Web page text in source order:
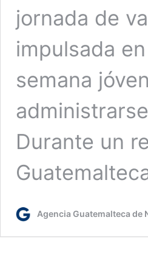
jornada de
impulsada
semana
Durante un
Agencia Guatemalteca de